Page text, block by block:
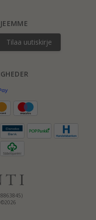
briljant vanteet ja valitse
voit tehdä sen edulliseen
värejä kuten valkoinen
sopii tyyliisi. Niin
Tilaa uutiskirje